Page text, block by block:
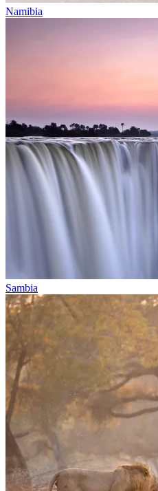
Namibia
Sambia